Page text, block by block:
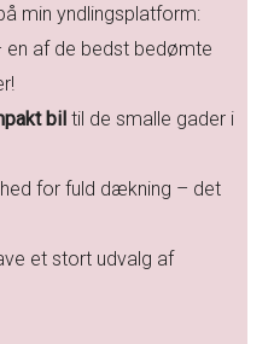
min yndlingsplatform:
en af de bedst bedømte
biltil de smalle gader i
for fuld dækning – det
et stort udvalg af